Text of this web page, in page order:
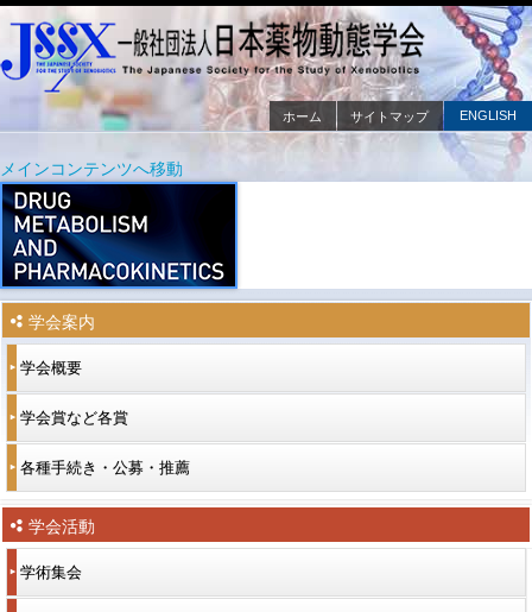
ENGLISH
ホーム サイトマップ
メインメニュー
メインコンテンツへ移動
サブコンテンツへ移動
学会案内
学会概要
学会賞など各賞
各種手続き・公募・推薦
学会活動
学術集会